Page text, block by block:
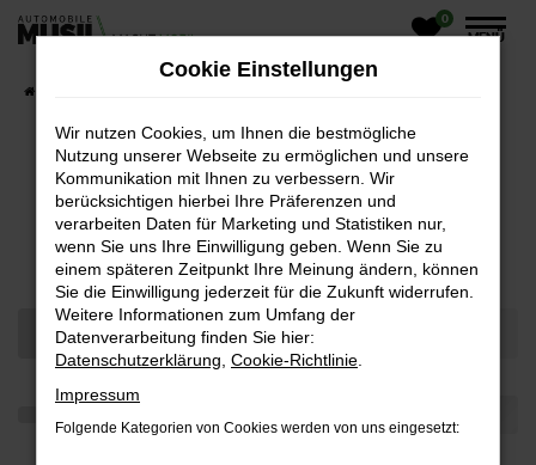
Zum
springen
0
MENÜ
UNSERE ANGEBOTE
SALEROOM
Cookie Einstellungen
Wir nutzen Cookies, um Ihnen die bestmögliche
Nutzung unserer Webseite zu ermöglichen und unsere
Kommunikation mit Ihnen zu verbessern. Wir
berücksichtigen hierbei Ihre Präferenzen und
verarbeiten Daten für Marketing und Statistiken nur,
wenn Sie uns Ihre Einwilligung geben. Wenn Sie zu
einem späteren Zeitpunkt Ihre Meinung ändern, können
Sie die Einwilligung jederzeit für die Zukunft widerrufen.
Weitere Informationen zum Umfang der
Datenverarbeitung finden Sie hier:
Datenschutzerklärung Cookie-Richtlinie
Impressum
Folgende Kategorien von Cookies werden von uns eingesetzt: